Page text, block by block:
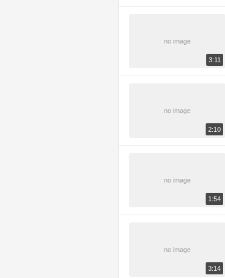
no image
3:11
no image
2:10
no image
1:54
no image
3:14